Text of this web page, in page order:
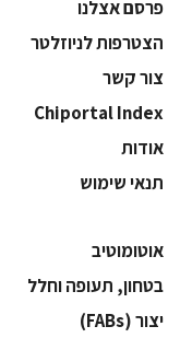
פרסם אצלנו
הצטרפות לניוזלטר
צור קשר
Chiportal Index
אודות
תנאי שימוש
אוטומוטיב
בטחון, תעופה וחלל
‫יצור (‪(FABs‬‬